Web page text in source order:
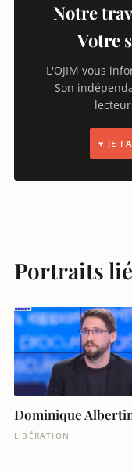
Notre
Votre
L'OJIM vous
Son
♥ JE
Portraits
Dominique
LIBÉRATION